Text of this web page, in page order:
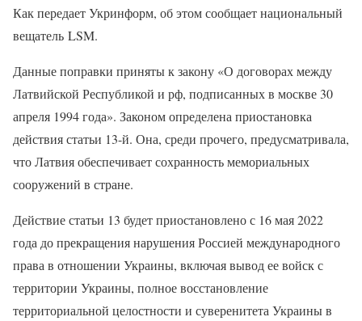
Как передает Укринформ, об этом сообщает национальный
вещатель LSM.
Данные поправки приняты к закону «О договорах между
Латвийской Республикой и рф, подписанных в москве 30
апреля 1994 года». Законом определена приостановка
действия статьи 13-й. Она, среди прочего, предусматривала,
что Латвия обеспечивает сохранность мемориальных
сооружений в стране.
Действие статьи 13 будет приостановлено с 16 мая 2022
года до прекращения нарушения Россией международного
права в отношении Украины, включая вывод ее войск с
территории Украины, полное восстановление
территориальной целостности и суверенитета Украины в